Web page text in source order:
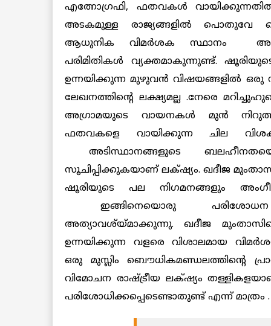
എത്നോഗ്രഫി, ഫതവകള്‍
അടകമുള്ള രാജ്യങ്ങളില്‍ പൊതുവേ
ആധുനിക വിമര്‍ശക സ്ഥാനം
പരിമിതികള്‍ വ്യക്തമാകുന്നുണ്ട്.
ഉന്നയിക്കുന്ന മുഴുവന്‍ വിഷയങ്ങളില്‍ ഒരു
ലേഖനത്തിന്റെ ലക്ഷ്യമല്ല .നേരെ
അഗ്രാമയുടെ വായനകള്‍ മുന്‍
ഫതവകളെ വായിക്കുന്ന ചില
അടിസ്ഥാനങ്ങളുടെ
സൂചിപ്പിക്കുകയാണ് ലക്‌ഷ്യം. ഖദീജ
ഷൂരിയുടെ പല നിഗമനങ്ങളും
ഇങ്ങിനെയൊരു
അത്യാവശ്യ്മാക്കുന്നു. ഖദീജ
ഉന്നയിക്കുന്ന വളരെ വിശാലമായ
ഒരു മുസ്ലിം ബൌധികമണ്ഡലത്തിന്റെ
വിമോചന രാഷ്ട്രീയ ലക്‌ഷ്യം
പരിശോധിക്കപ്പെടെണ്ടാതുണ്ട് എന്ന് മാത്രം .